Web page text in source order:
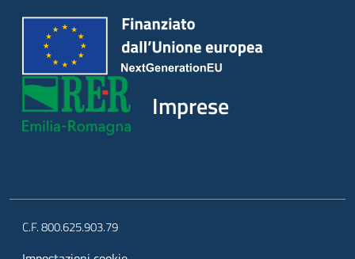
Imprese
C.F. 800.625.903.79